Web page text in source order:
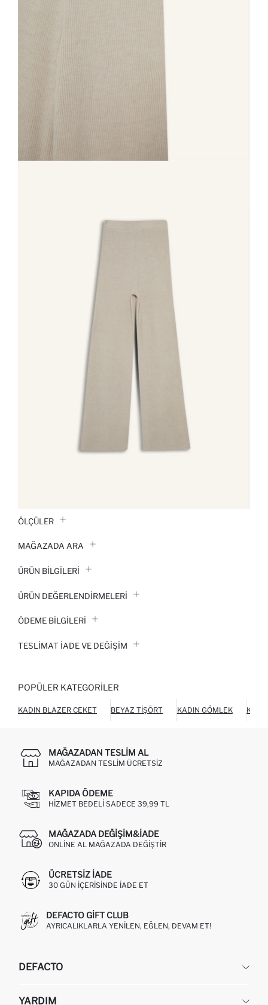
ÖLÇÜLER
MAĞAZADA ARA
ÜRÜN BILGILERI
ÜRÜN DEĞERLENDİRMELERİ
ÖDEME BİLGİLERİ
TESLIMAT İADE VE DEĞIŞIM
POPÜLER KATEGORILER
KADIN BLAZER CEKET BEYAZ TIŞÖRT KADIN GÖMLEK
MAĞAZADAN TESLIM AL
MAĞAZADAN TESLIM ÜCRETSIZ
KAPIDA ÖDEME
HIZMET BEDELI SADECE 39,99 TL
MAĞAZADA DEĞIŞIM&İADE
ONLINE AL MAĞAZADA DEĞIŞTIR
ÜCRETSIZ IADE
30 GÜN IÇERISINDE IADE ET
DEFACTO GIFT CLUB
AYRICALIKLARLA YENILEN, EĞLEN, DEVAM ET!
DEFACTO
YARDIM